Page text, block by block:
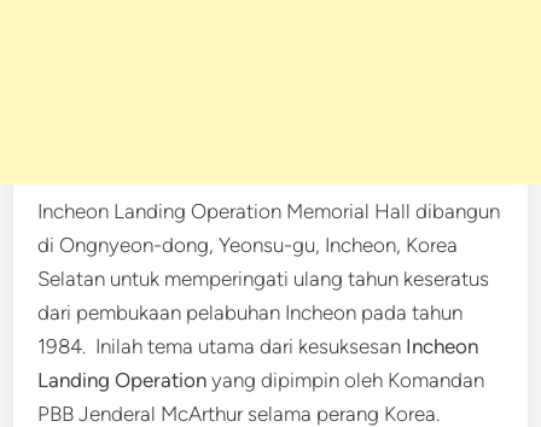
Incheon Landing Operation Memorial Hall dibangun
di Ongnyeon-dong, Yeonsu-gu, Incheon, Korea
Selatan untuk memperingati ulang tahun keseratus
dari pembukaan pelabuhan Incheon pada tahun
1984. Inilah tema utama dari kesuksesan Incheon
Landing Operation yang dipimpin oleh Komandan
PBB Jenderal McArthur selama perang Korea.